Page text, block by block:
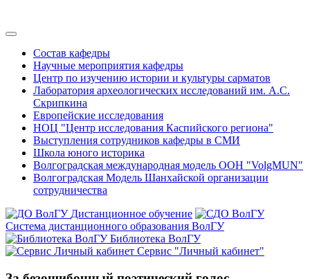
Состав кафедры
Научные мероприятия кафедры
Центр по изучению истории и культуры сарматов
Лаборатория археологических исследований им. А.С.
Скрипкина
Европейские исследования
НОЦ "Центр исследования Каспийского региона"
Выступления сотрудников кафедры в СМИ
Школа юного историка
Волгоградская международная модель ООН "VolgMUN"
Волгоградская Модель Шанхайской организации
сотрудничества
Дистанционное обучение
Система дистанционного образования ВолГУ
Библиотека ВолГУ
Сервис "Личный кабинет"